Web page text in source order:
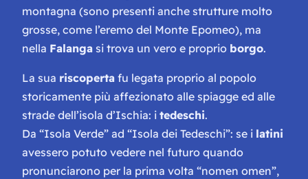
montagna (sono presenti anche strutture molto
grosse, come l’eremo del Monte Epomeo), ma
nella Falanga si trova un vero e proprio borgo.
La sua riscoperta fu legata proprio al popolo
storicamente più affezionato alle spiagge ed alle
strade dell’isola d’Ischia: i tedeschi.
Da “Isola Verde” ad “Isola dei Tedeschi”: se i latini
avessero potuto vedere nel futuro quando
pronunciarono per la prima volta “nomen omen”,